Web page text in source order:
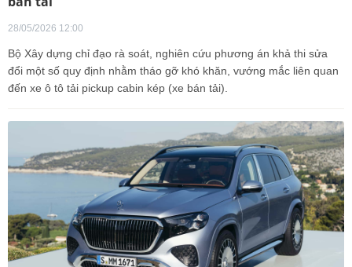
28/05/2026 12:00
Bộ Xây dựng chỉ đạo rà soát, nghiên cứu phương án khả thi sửa
đổi một số quy định nhằm tháo gỡ khó khăn, vướng mắc liên quan
đến xe ô tô tải pickup cabin kép (xe bán tải).